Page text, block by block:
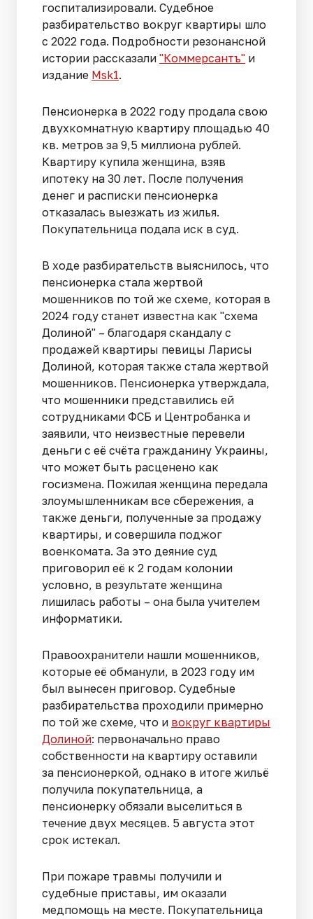
госпитализировали. Судебное
разбирательство вокруг квартиры шло
с 2022 года. Подробности резонансной
истории рассказали "Коммерсантъ" и
издание Msk1.
Пенсионерка в 2022 году продала свою
двухкомнатную квартиру площадью 40
кв. метров за 9,5 миллиона рублей.
Квартиру купила женщина, взяв
ипотеку на 30 лет. После получения
денег и расписки пенсионерка
отказалась выезжать из жилья.
Покупательница подала иск в суд.
В ходе разбирательств выяснилось, что
пенсионерка стала жертвой
мошенников по той же схеме, которая в
2024 году станет известна как "схема
Долиной" – благодаря скандалу с
продажей квартиры певицы Ларисы
Долиной, которая также стала жертвой
мошенников. Пенсионерка утверждала,
что мошенники представились ей
сотрудниками ФСБ и Центробанка и
заявили, что неизвестные перевели
деньги с её счёта гражданину Украины,
что может быть расценено как
госизмена. Пожилая женщина передала
злоумышленникам все сбережения, а
также деньги, полученные за продажу
квартиры, и совершила поджог
военкомата. За это деяние суд
приговорил её к 2 годам колонии
условно, в результате женщина
лишилась работы – она была учителем
информатики.
Правоохранители нашли мошенников,
которые её обманули, в 2023 году им
был вынесен приговор. Судебные
разбирательства проходили примерно
по той же схеме, что и вокруг квартиры
Долиной: первоначально право
собственности на квартиру оставили
за пенсионеркой, однако в итоге жильё
получила покупательница, а
пенсионерку обязали выселиться в
течение двух месяцев. 5 августа этот
срок истекал.
При пожаре травмы получили и
судебные приставы, им оказали
медпомощь на месте. Покупательница